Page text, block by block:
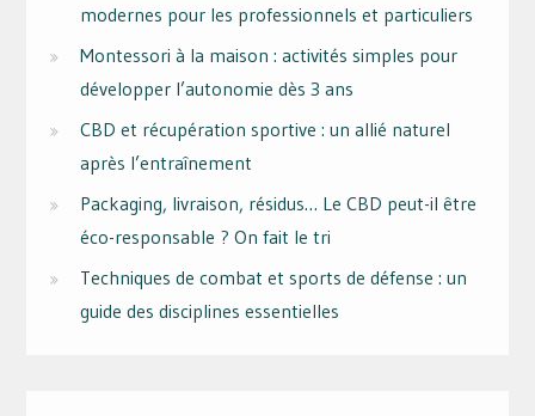
modernes pour les professionnels et particuliers
Montessori à la maison : activités simples pour
développer l’autonomie dès 3 ans
CBD et récupération sportive : un allié naturel
après l’entraînement
Packaging, livraison, résidus… Le CBD peut-il être
éco-responsable ? On fait le tri
Techniques de combat et sports de défense : un
guide des disciplines essentielles